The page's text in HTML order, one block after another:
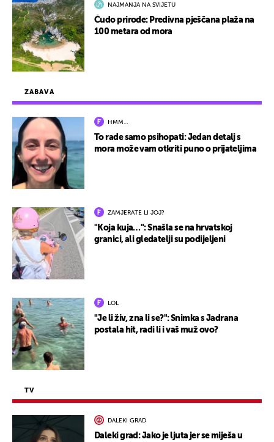
ZABAVA
HMM…
To rade samo psihopati: Jedan detalj s
mora može vam otkriti puno o prijateljima
ZAMJERATE LI JOJ?
"Koja kuja…": Snašla se na hrvatskoj
granici, ali gledatelji su podijeljeni
LOL
"Je li živ, zna li se?": Snimka s Jadrana
postala hit, radi li i vaš muž ovo?
TV
DALEKI GRAD
Daleki grad: Jako je ljuta jer se miješa u
NAJMANJA NA SVIJETU
Čudo prirode: Predivna pješčana plaža na
100 metara od mora